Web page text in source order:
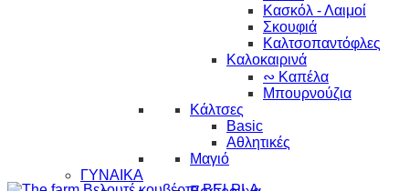
Κασκόλ - Λαιμοί
Σκουφιά
Καλτσοπαντόφλες
Καλοκαιρινά
∾ Καπέλα
Μπουρνούζια
Κάλτσες
Basic
Αθλητικές
Μαγιό
ΓΥΝΑΙΚΑ